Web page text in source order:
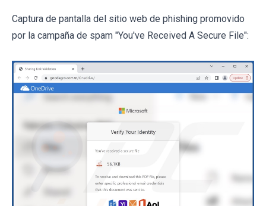
Captura de pantalla del sitio web de phishing promovido
por la campaña de spam "You've Received A Secure File":